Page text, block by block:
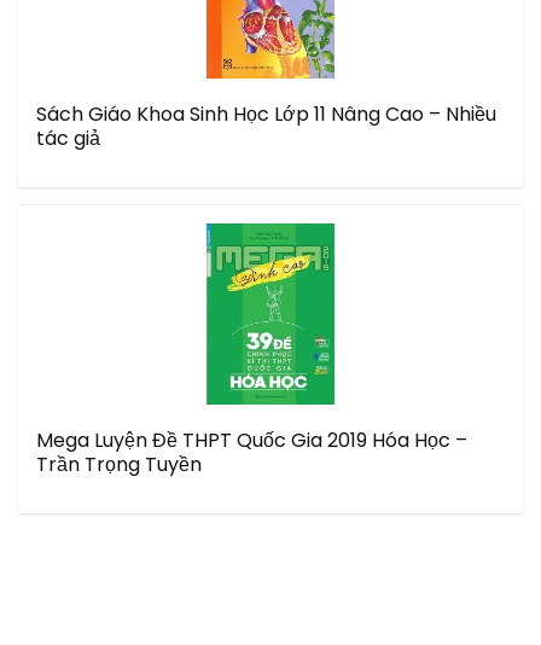
Sách Giáo Khoa Sinh Học Lớp 11 Nâng Cao – Nhiều
tác giả
Mega Luyện Đề THPT Quốc Gia 2019 Hóa Học –
Trần Trọng Tuyền